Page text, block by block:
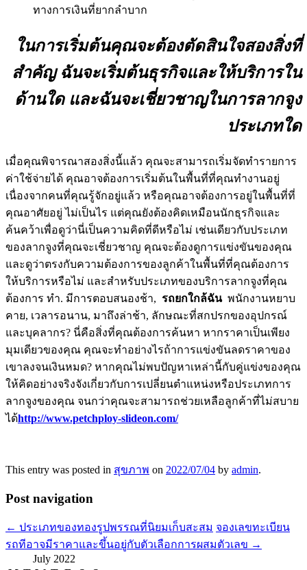
ทางการเงินที่ยากลำบาก
ในการเริ่มต้นคุณจะต้องตัดสินใจสองสิ่งที่
สำคัญ ฉันจะเริ่มต้นธุรกิจและให้บริการใน
ด้านใด และฉันจะเชี่ยวชาญในการลากจูง
ประเภทใด
เมื่อคุณพิจารณาสองสิ่งนี้แล้ว คุณจะสามารถเริ่มจัดทำรายการ
ค่าใช้จ่ายได้ คุณอาจต้องการเริ่มต้นในพื้นที่ที่คุณทำงานอยู่
เนื่องจากคนที่คุณรู้จักอยู่แล้ว หรือคุณอาจต้องการอยู่ในพื้นที่ที่
คุณอาศัยอยู่ ไม่เป็นไร แต่คุณยังต้องคิดเหมือนนักธุรกิจและ
ค้นคว้าเพื่อดูว่านี่เป็นความคิดที่ดีหรือไม่ เช่นเดียวกับประเภท
ของลากจูงที่คุณจะเชี่ยวชาญ คุณจะต้องดูการแข่งขันของคุณ
และดูว่าตรงกับความต้องการของลูกค้าในพื้นที่ที่คุณต้องการ
ให้บริการหรือไม่ และสำหรับประเภทของบริการลากจูงที่คุณ
ต้องการ ทำ. มีการตอบสนองช้า, รถยกใกล้ฉัน พนักงานหยาบ
คาย, เวลารอนาน, มาถึงล่าช้า, ลักษณะที่สกปรกของอุปกรณ์
และบุคลากร? นี่คือสิ่งที่คุณต้องการค้นหา หากราคาเป็นเพียง
มุมเดียวของคุณ คุณจะทำอย่างไรถ้าการแข่งขันลดราคาของ
เขาลงจนเงินหมด? หากคุณไม่พบปัญหาเหล่านี้กับคู่แข่งของคุณ
ให้คิดอย่างจริงจังเกี่ยวกับการเปลี่ยนตำแหน่งหรือประเภทการ
ลากจูงของคุณ จนกว่าคุณจะสามารถช่วยเหลือลูกค้าที่ไม่สบาย
ได้http://www.petchploy-slideon.com/
This entry was posted in สุขภาพ on 2022/07/04 by admin.
Post navigation
← ประเภทของทองรูปพรรณที่นิยมเก็บสะสม จองเลขทะเบียน
รถทีอาจมีราคาและขึ้นอยู่กับตัวเลือกการผสมตัวเลข →
July 2022